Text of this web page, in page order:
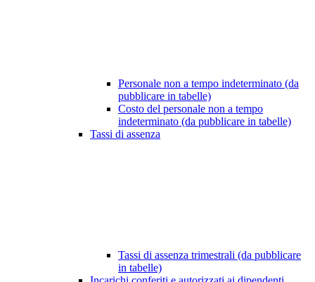
Personale non a tempo indeterminato (da
pubblicare in tabelle)
Costo del personale non a tempo
indeterminato (da pubblicare in tabelle)
Tassi di assenza
Tassi di assenza trimestrali (da pubblicare
in tabelle)